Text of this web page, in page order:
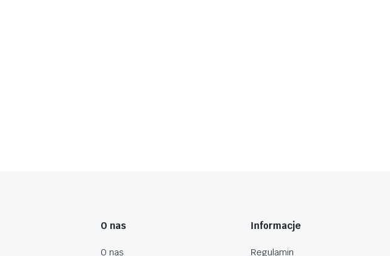
O nas
O nas
Informacje
Regulamin